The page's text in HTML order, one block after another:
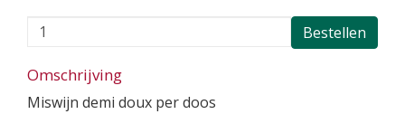
Bestellen
Omschrijving
Miswijn demi doux per doos